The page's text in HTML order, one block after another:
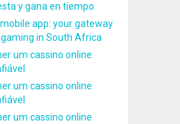
y gana en tiempo
app: your gateway
in South Africa
um cassino online
um cassino online
um cassino online